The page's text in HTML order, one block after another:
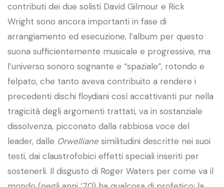
contributi dei due solisti David Gilmour e Rick
Wright sono ancora importanti in fase di
arrangiamento ed esecuzione, l’album per questo
suona sufficientemente musicale e progressive, ma
l’universo sonoro sognante e “spaziale”, rotondo e
felpato, che tanto aveva contribuito a rendere i
precedenti dischi floydiani così accattivanti pur nella
tragicità degli argomenti trattati, va in sostanziale
dissolvenza, picconato dalla rabbiosa voce del
leader, dalle Orwellianesimilitudini descritte nei suoi
testi, dai claustrofobici effetti speciali inseriti per
sostenerli. Il disgusto di Roger Waters per come va il